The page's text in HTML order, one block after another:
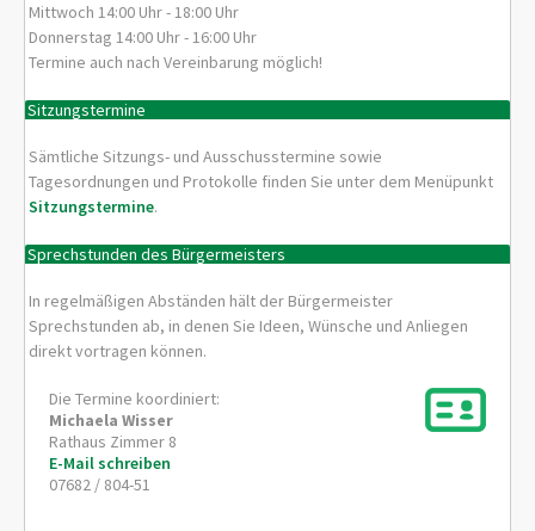
Mittwoch 14:00 Uhr - 18:00 Uhr
Donnerstag 14:00 Uhr - 16:00 Uhr
Termine auch nach Vereinbarung möglich!
Sitzungstermine
Sämtliche Sitzungs- und Ausschusstermine sowie
Tagesordnungen und Protokolle finden Sie unter dem Menüpunkt
Sitzungstermine.
Sprechstunden des Bürgermeisters
In regelmäßigen Abständen hält der Bürgermeister
Sprechstunden ab, in denen Sie Ideen, Wünsche und Anliegen
direkt vortragen können.
Die Termine koordiniert:
Michaela Wisser
Rathaus Zimmer 8
E-Mail schreiben
07682 / 804-51